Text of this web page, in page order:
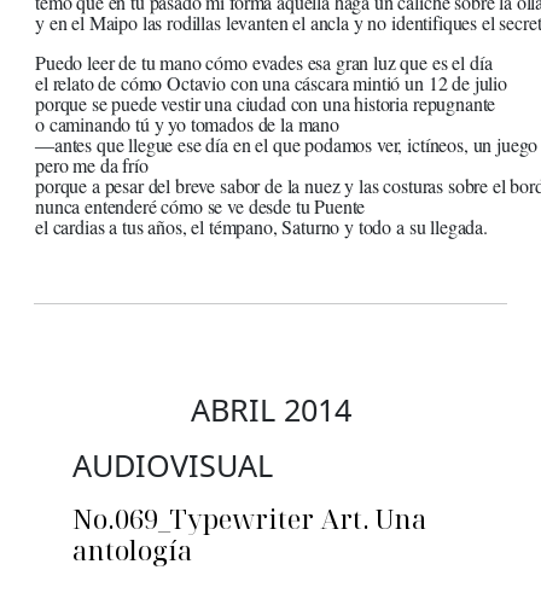
y en el Maipo las rodillas levanten el ancla y no identifiques el
Puedo leer de tu mano cómo evades esa gran luz que es el día
el relato de cómo Octavio con una cáscara mintió un 12 de julio
porque se puede vestir una ciudad con una historia repugnante
o caminando tú y yo tomados de la mano
―antes que llegue ese día en el que podamos ver, ictíneos, un
pero me da frío
porque a pesar del breve sabor de la nuez y las costuras sobre el
nunca entenderé cómo se ve desde tu Puente
el cardias a tus años, el témpano, Saturno y todo a su llegada.
ABRIL 2014
AUDIOVISUAL
No.069_Typewriter Art. Una
antología